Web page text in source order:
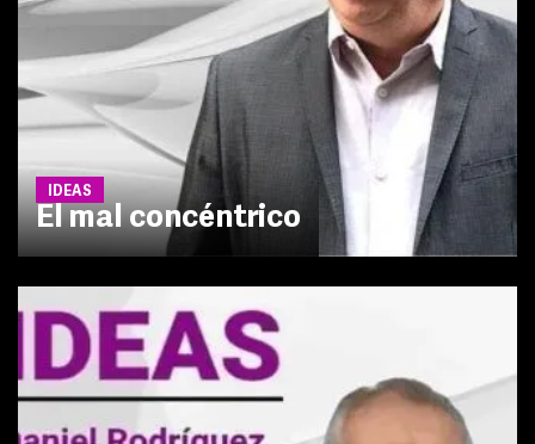
IDEAS
El mal concéntrico